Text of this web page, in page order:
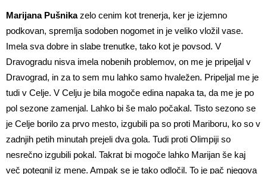
Marijana Pušnikazelo cenim kot trenerja, ker je izjemno
podkovan, spremlja sodoben nogomet in je veliko vložil vase.
Imela sva dobre in slabe trenutke, tako kot je povsod. V
Dravogradu nisva imela nobenih problemov, on me je pripeljal v
Dravograd, in za to sem mu lahko samo hvaležen. Pripeljal me je
tudi v Celje. V Celju je bila mogoče edina napaka ta, da me je po
pol sezone zamenjal. Lahko bi še malo počakal. Tisto sezono se
je Celje borilo za prvo mesto, izgubili pa so proti Mariboru, ko so v
zadnjih petih minutah prejeli dva gola. Tudi proti Olimpiji so
nesrečno izgubili pokal. Takrat bi mogoče lahko Marijan še kaj
več potegnil iz mene. Ampak se je tako odločil. To je pač njegova